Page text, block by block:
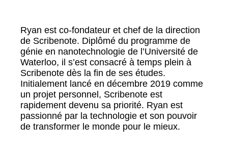
Ryan est co-fondateur et chef de la direction
de Scribenote. Diplômé du programme de
génie en nanotechnologie de l’Université de
Waterloo, il s’est consacré à temps plein à
Scribenote dès la fin de ses études.
Initialement lancé en décembre 2019 comme
un projet personnel, Scribenote est
rapidement devenu sa priorité. Ryan est
passionné par la technologie et son pouvoir
de transformer le monde pour le mieux.